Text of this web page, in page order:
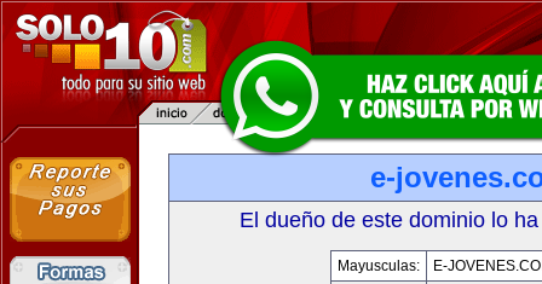
e-
El dueño de este dominio lo
Mayusculas:
E-